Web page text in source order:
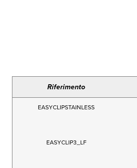
Riferimento
EASYCLIPSTAINLESS
EASYCLIP3_LF